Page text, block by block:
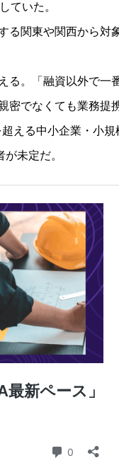
ていた。
る関東や関西から対
る。「融資以外で一
でなくても業務提
える中小企業・小
未定だ。